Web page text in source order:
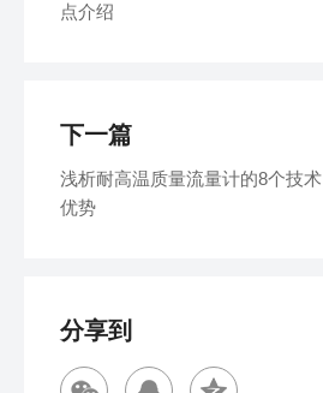
点介绍
下一篇
浅析耐高温质量流量计的8个技术
优势
分享到